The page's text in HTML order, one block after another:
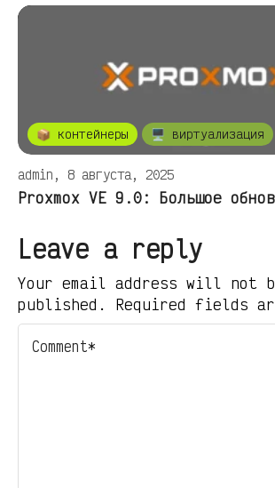
📦 контейнеры 🖥️ виртуализация
admin, 8 августа, 2025
Proxmox VE 9.0: Большое
Leave a reply
Your email address will not
published. Required fields